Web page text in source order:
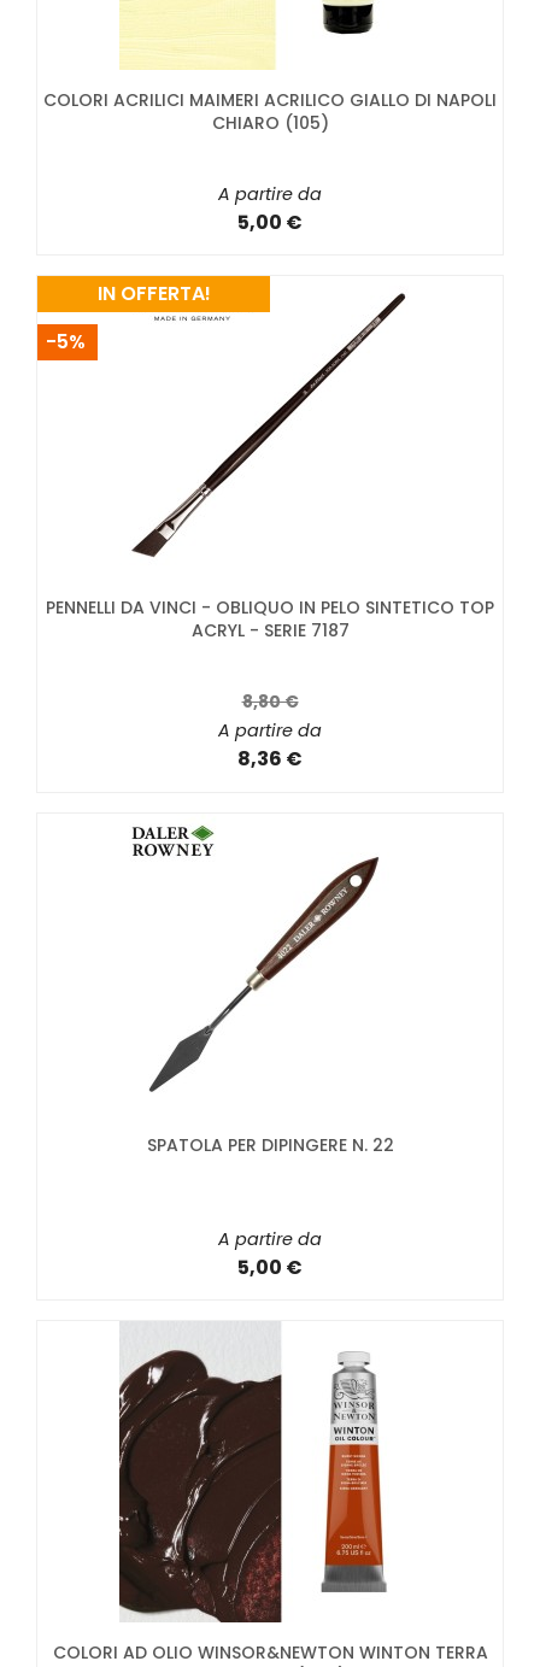
COLORI ACRILICI MAIMERI ACRILICO GIALLO DI NAPOLI
CHIARO (105)
A partire da
5,00 €
PENNELLI DA VINCI - OBLIQUO IN PELO SINTETICO TOP
ACRYL - SERIE 7187
8,80 €
A partire da
8,36 €
IN OFFERTA!
-5%
SPATOLA PER DIPINGERE N. 22
A partire da
5,00 €
COLORI AD OLIO WINSOR&NEWTON WINTON TERRA